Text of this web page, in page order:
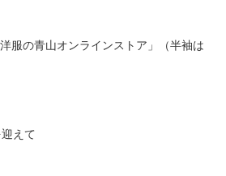
服の青山オンラインストア」（半袖は
えて